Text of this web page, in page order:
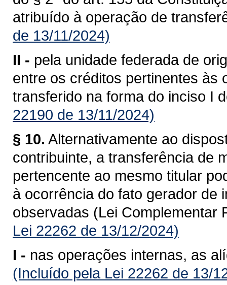
atribuído à operação de
de 13/11/2024)
II - pela unidade federada de
entre os créditos pertinentes às
transferido na forma do inciso I
22190 de 13/11/2024)
§ 10. Alternativamente ao
contribuinte, a transferência de
pertencente ao mesmo titular
à ocorrência do fato gerador de
observadas (Lei Complementar
Lei 22262 de 13/12/2024)
I - nas operações internas, as
(Incluído pela Lei 22262 de 13/